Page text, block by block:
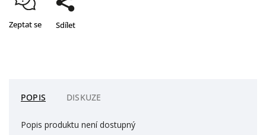
Zeptat se Sdílet
POPIS DISKUZE
Popis produktu není dostupný